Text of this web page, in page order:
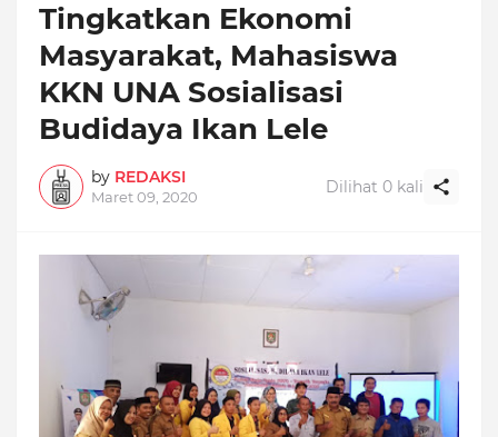
Tingkatkan Ekonomi
Masyarakat, Mahasiswa
KKN UNA Sosialisasi
Budidaya Ikan Lele
by REDAKSI
Maret 09, 2020
Dilihat 0 kali